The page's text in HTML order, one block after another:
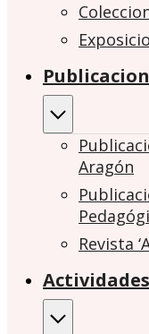
Aragón
Revista
Actividades